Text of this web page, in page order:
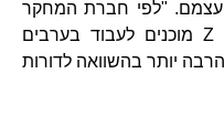
עצמם. "לפי חברת המחקר
monster worldwide צעירי דור Z מוכנים לעבוד בערבים
הרבה יותר בהשוואה לדורות